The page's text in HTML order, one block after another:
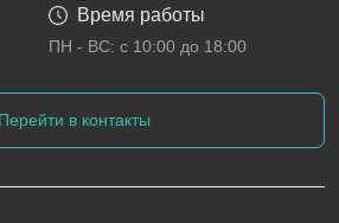
Время работы
ПН - ВС: с 10:00 до 18:00
Перейти в контакты